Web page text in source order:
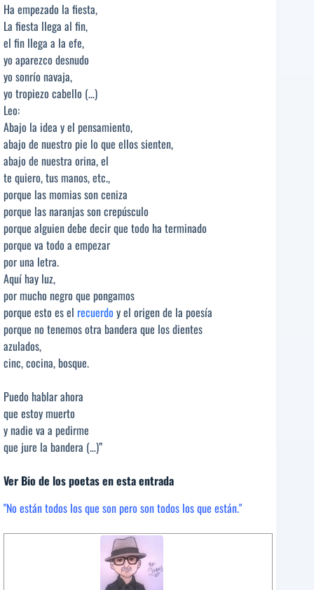
Ha empezado la fiesta,
La fiesta llega al fin,
el fin llega a la efe,
yo aparezco desnudo
yo sonrío navaja,
yo tropiezo cabello (…)
Leo:
Abajo la idea y el pensamiento,
abajo de nuestro pie lo que ellos sienten,
abajo de nuestra orina, el
te quiero, tus manos, etc.,
porque las momias son ceniza
porque las naranjas son crepúsculo
porque alguien debe decir que todo ha terminado
porque va todo a empezar
por una letra.
Aquí hay luz,
por mucho negro que pongamos
porque esto es el recuerdo y el origen de la poesía
porque no tenemos otra bandera que los dientes
azulados,
cinc, cocina, bosque.
Puedo hablar ahora
que estoy muerto
y nadie va a pedirme
que jure la bandera (…)”
Ver Bio de los poetas en esta entrada
"No están todos los que son pero son todos los que están."